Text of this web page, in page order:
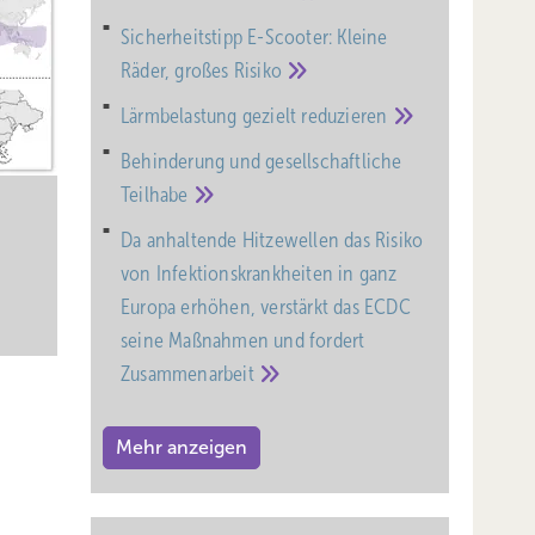
mit
Sicherheitstipp E-Scooter: Kleine
Räder, großes Risiko
Lärmbelastung gezielt reduzieren
Behinderung und gesell­schaft­liche
Teil­habe
Da anhaltende Hitzewellen das Risiko
von Infektionskrankheiten in ganz
Europa erhöhen, verstärkt das ECDC
seine Maßnahmen und fordert
Zusammenarbeit
Mehr anzeigen